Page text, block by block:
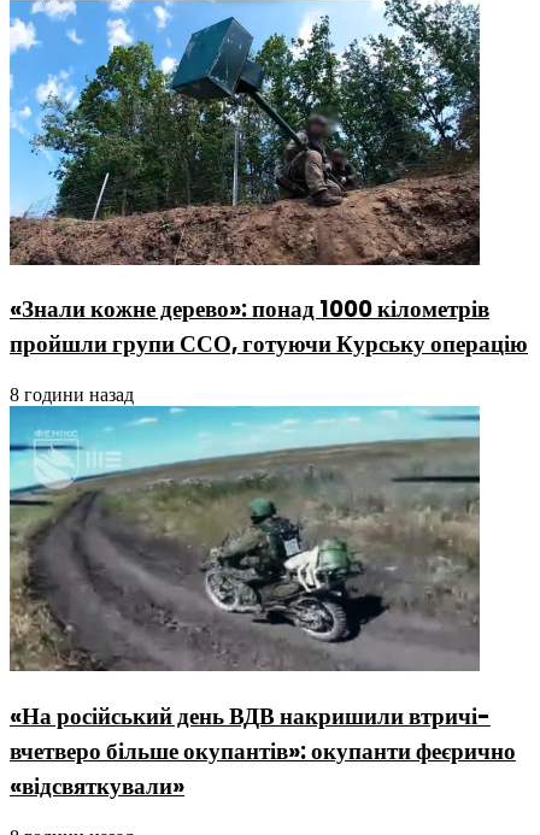
«Знали кожне дерево»: понад 1000 кілометрів
пройшли групи ССО, готуючи Курську операцію
8 години назад
«На російський день ВДВ накришили втричі-
вчетверо більше окупантів»: окупанти феєрично
«відсвяткували»